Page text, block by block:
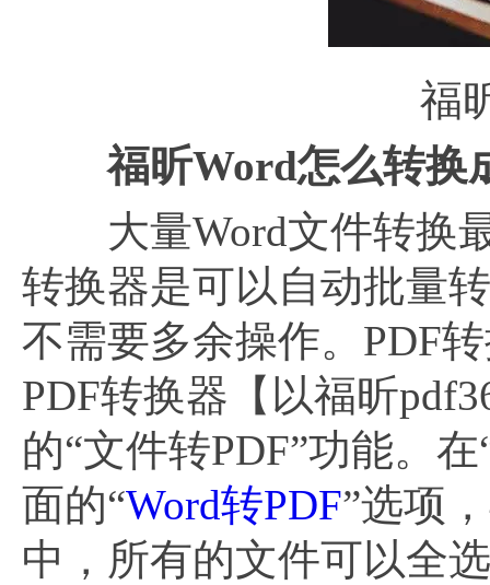
福
福昕Word怎么转换
大量Word文件转换最
转换器是可以自动批量
不需要多余操作。PDF
PDF转换器【以福昕
的“文件转PDF”功能。
面的“Word转PDF”选项
中，所有的文件可以全